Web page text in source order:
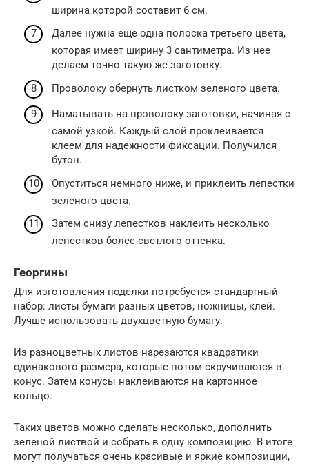
ширина которой составит 6 см.
Далее нужна еще одна полоска третьего цвета,
которая имеет ширину 3 сантиметра. Из нее
делаем точно такую же заготовку.
Проволоку обернуть листком зеленого цвета.
Наматывать на проволоку заготовки, начиная с
самой узкой. Каждый слой проклеивается
клеем для надежности фиксации. Получился
бутон.
Опуститься немного ниже, и приклеить лепестки
зеленого цвета.
Затем снизу лепестков наклеить несколько
лепестков более светлого оттенка.
Георгины
Для изготовления поделки потребуется стандартный
набор: листы бумаги разных цветов, ножницы, клей.
Лучше использовать двухцветную бумагу.
Из разноцветных листов нарезаются квадратики
одинакового размера, которые потом скручиваются в
конус. Затем конусы наклеиваются на картонное
кольцо.
Таких цветов можно сделать несколько, дополнить
зеленой листвой и собрать в одну композицию. В итоге
могут получаться очень красивые и яркие композиции,